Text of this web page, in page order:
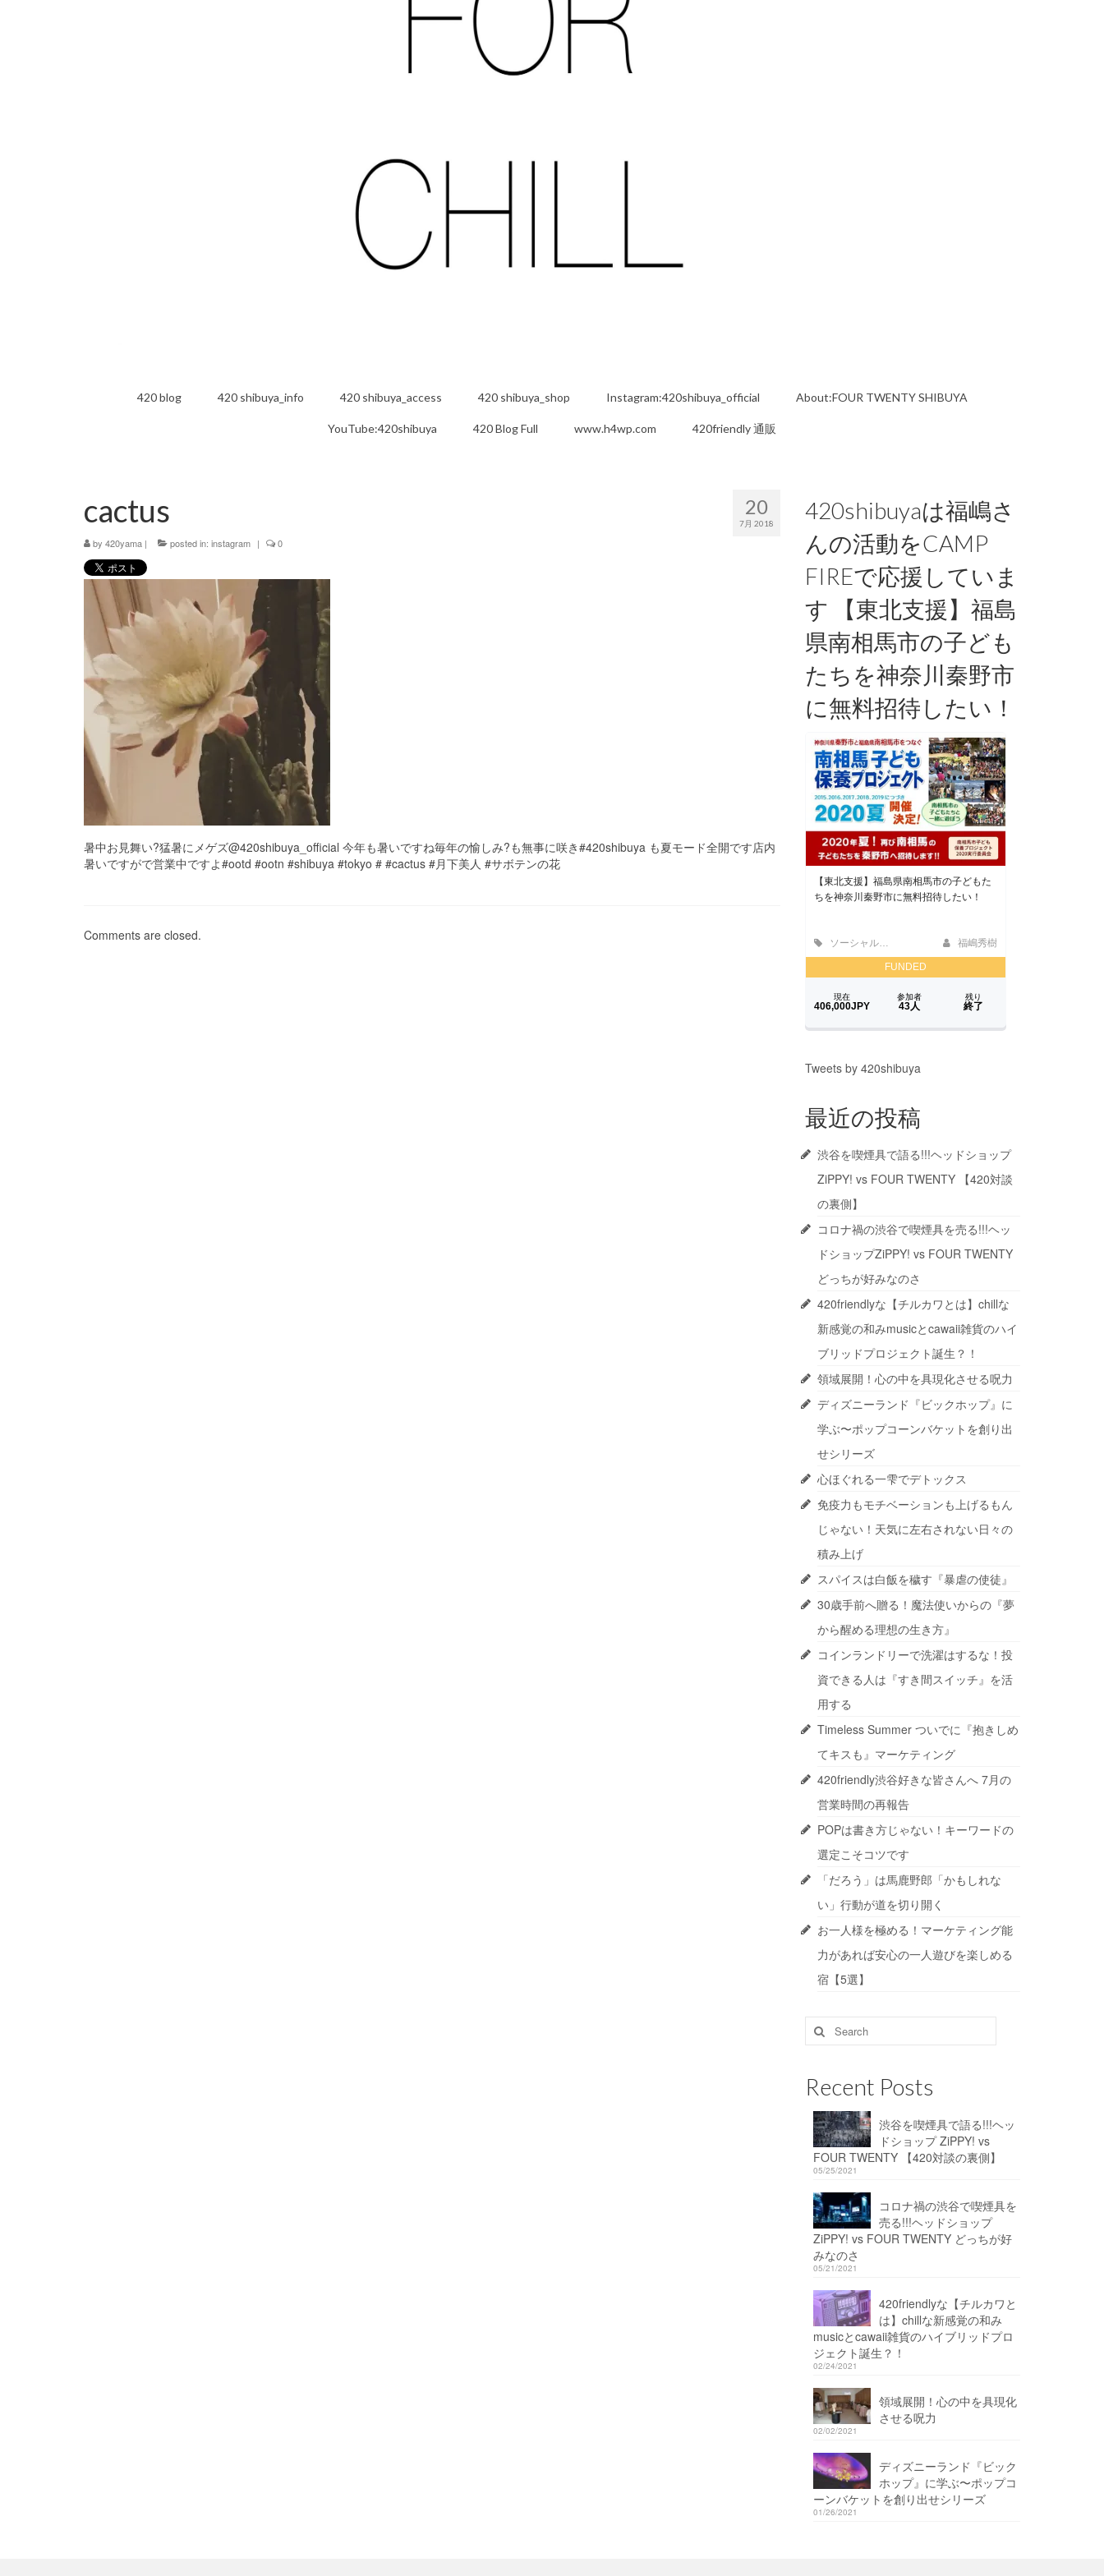
420 blog 420 shibuya_info 420 shibuya_access 420 shibuya_shop Instagram:420shibuya_official About:FOUR TWENTY SHIBUYA
YouTube:420shibuya 420 Blog Full www.h4wp.com 420friendly 通販
20
7月 2018
cactus
by 420yama | posted in: instagram | 0
暑中お見舞い?猛暑にメゲズ@420shibuya_official 今年も暑いですね️毎年の愉しみ?も無事に咲き#420shibuya も夏モード全開です店内
暑いですがで営業中ですよ#ootd #ootn #shibuya #tokyo # #cactus #月下美人 #サボテンの花
Comments are closed.
420shibuyaは福嶋さ
んの活動をCAMP
FIREで応援していま
す 【東北支援】福島
県南相馬市の子ども
たちを神奈川秦野市
に無料招待したい！
Tweets by 420shibuya
最近の投稿
渋谷を喫煙具で語る!!!ヘッドショップ
ZiPPY! vs FOUR TWENTY 【420対談
の裏側】
コロナ禍の渋谷で喫煙具を売る!!!ヘッ
ドショップZiPPY! vs FOUR TWENTY
どっちが好みなのさ
420friendlyな【チルカワとは】chillな
新感覚の和みmusicとcawaii雑貨のハイ
ブリッドプロジェクト誕生？！
領域展開！心の中を具現化させる呪力
ディズニーランド『ビックホップ』に
学ぶ〜ポップコーンバケットを創り出
せシリーズ
心ほぐれる一雫でデトックス
免疫力もモチベーションも上げるもん
じゃない！天気に左右されない日々の
積み上げ
スパイスは白飯を穢す『暴虐の使徒』
30歳手前へ贈る！魔法使いからの『夢
から醒める理想の生き方』
コインランドリーで洗濯はするな！投
資できる人は『すき間スイッチ』を活
用する
Timeless Summer ついでに『抱きしめ
てキスも』マーケティング
420friendly渋谷好きな皆さんへ 7月の
営業時間の再報告
POPは書き方じゃない！キーワードの
選定こそコツです
「だろう」は馬鹿野郎「かもしれな
い」行動が道を切り開く
お一人様を極める！マーケティング能
力があれば安心の一人遊びを楽しめる
宿【5選】
Search
for:
Recent Posts
渋谷を喫煙具で語る!!!ヘッ
ドショップ ZiPPY! vs
FOUR TWENTY 【420対談の裏側】
05/25/2021
コロナ禍の渋谷で喫煙具を
売る!!!ヘッドショップ
ZiPPY! vs FOUR TWENTY どっちが好
みなのさ
05/21/2021
420friendlyな【チルカワと
は】chillな新感覚の和み
musicとcawaii雑貨のハイブリッドプロ
ジェクト誕生？！
02/24/2021
領域展開！心の中を具現化
させる呪力
02/02/2021
ディズニーランド『ビック
ホップ』に学ぶ〜ポップコ
ーンバケットを創り出せシリーズ
01/26/2021